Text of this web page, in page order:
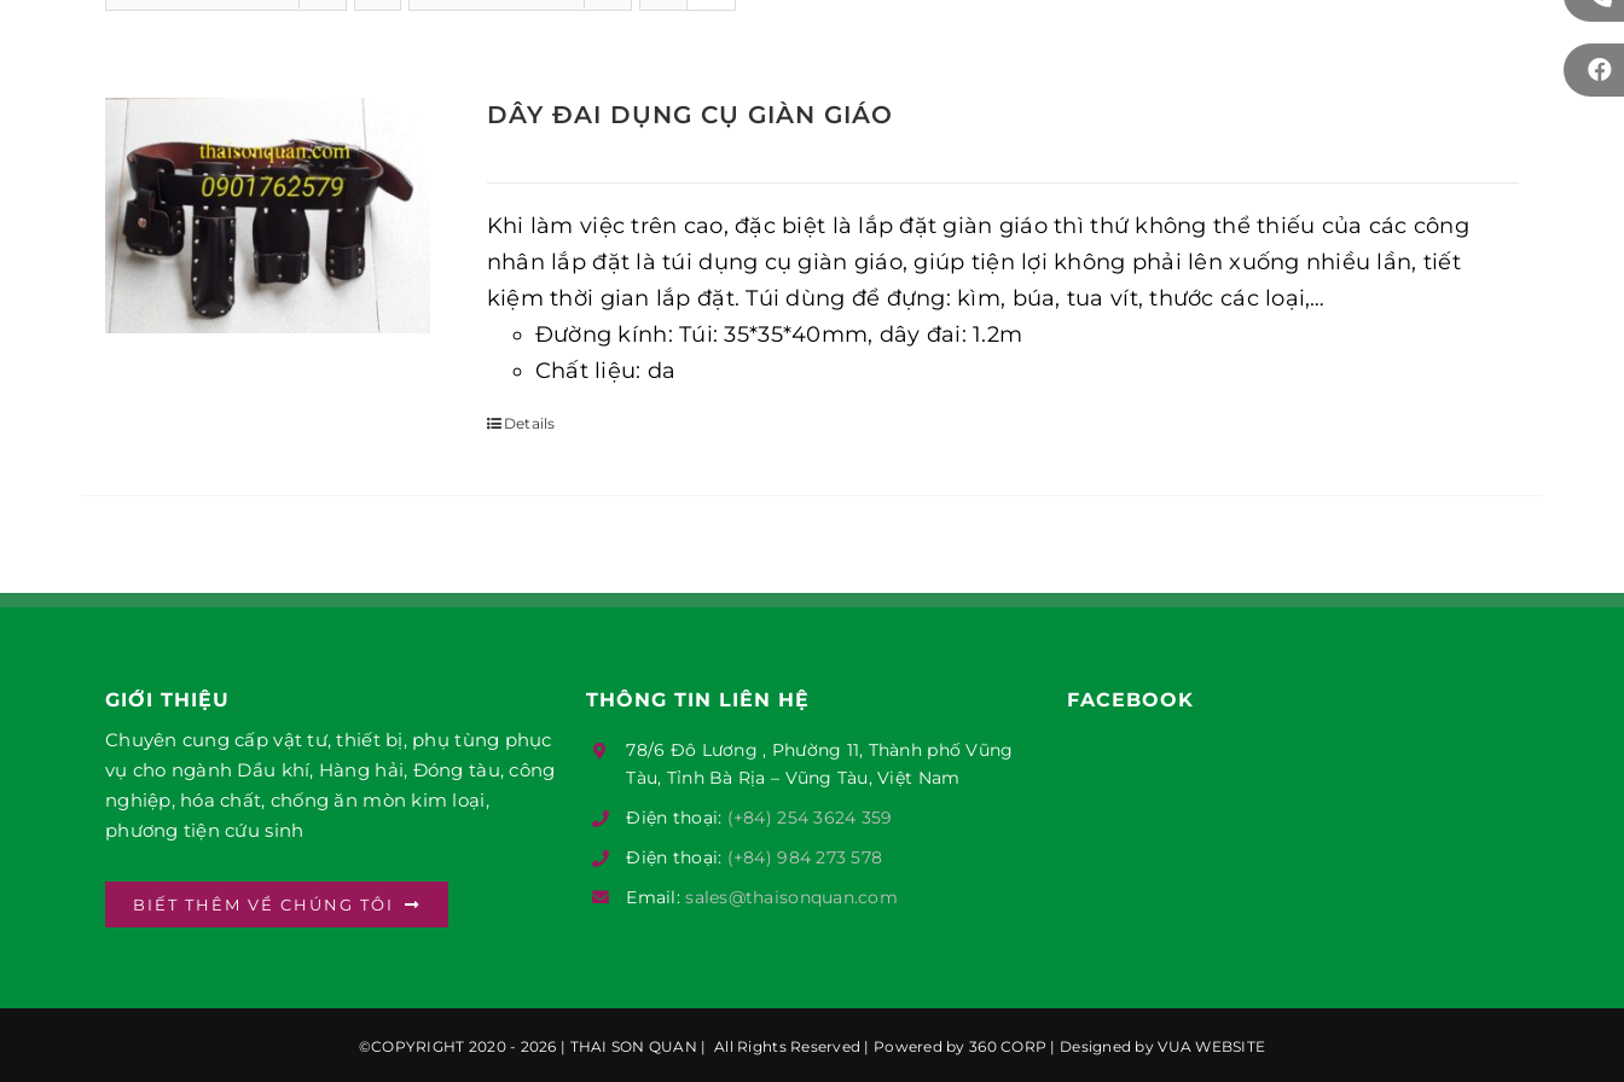
DÂY ĐAI DỤNG CỤ GIÀN GIÁO
Khi làm việc trên cao, đặc biệt là lắp đặt giàn giáo thì thứ không thể thiếu của các công
nhân lắp đặt là túi dụng cụ giàn giáo, giúp tiện lợi không phải lên xuống nhiều lần, tiết
kiệm thời gian lắp đặt. Túi dùng để đựng: kìm, búa, tua vít, thước các loại,…
Đường kính: Túi: 35*35*40mm, dây đai: 1.2m
Chất liệu: da
Details
GIỚI THIỆU
Chuyên cung cấp vật tư, thiết bị, phụ tùng phục
vụ cho ngành Dầu khí, Hàng hải, Đóng tàu, công
nghiệp, hóa chất, chống ăn mòn kim loại,
phương tiện cứu sinh
BIẾT THÊM VỀ CHÚNG TÔI
THÔNG TIN LIÊN HỆ
78/6 Đô Lương , Phường 11, Thành phố Vũng
Tàu, Tỉnh Bà Rịa – Vũng Tàu, Việt Nam
Điện thoại: (+84) 254 3624 359
Điện thoại: (+84) 984 273 578
Email:sales@thaisonquan.com
FACEBOOK
©COPYRIGHT 2020 - 2026 | THAI SON QUAN | All Rights Reserved | Powered by360 CORP | Designed byVUA WEBSITE